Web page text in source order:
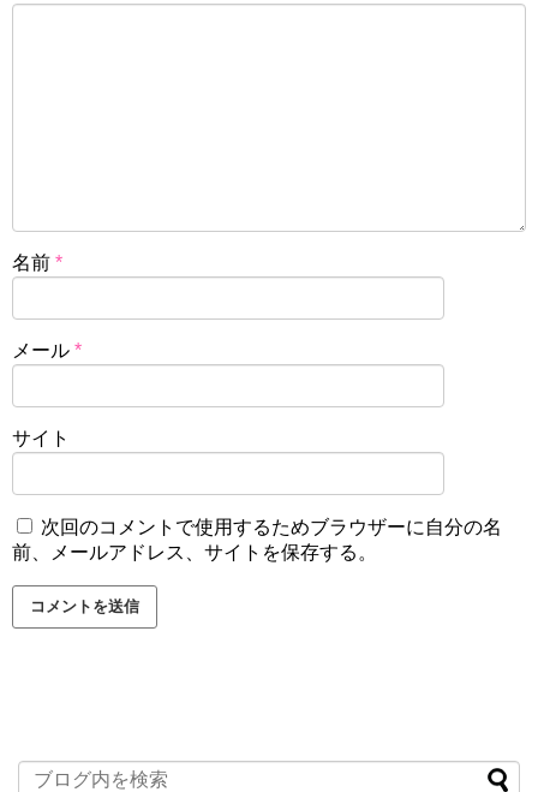
競馬サークルではセレクトセールを筆頭に、様々な若駒の
あります。ものすごく簡単に言ってしまえば、馬主が欲し
クラブ馬にも優秀な馬はたくさんいるので、一概に言える
名前 *
メール *
サイト
次回のコメントで使用するためブラウザーに自分の名
前、メールアドレス、サイトを保存する。